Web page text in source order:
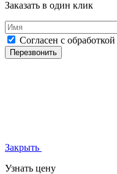
Заказать в один клик
Согласен с обработкой
Перезвонить
Закрыть
Узнать цену